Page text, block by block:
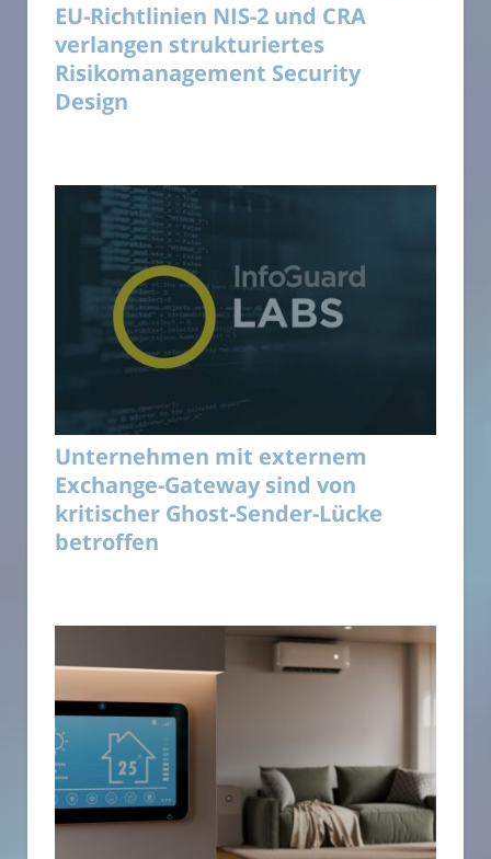
EU-Richtlinien NIS-2 und CRA
verlangen strukturiertes
Risikomanagement Security
Design
Unternehmen mit externem
Exchange-Gateway sind von
kritischer Ghost-Sender-Lücke
betroffen